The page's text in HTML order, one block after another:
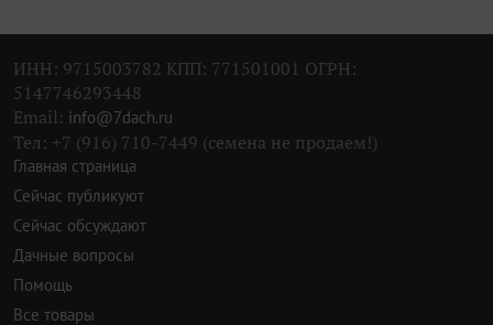
ИНН: 9715003782 КПП: 771501001 ОГРН:
5147746293448
Email: info@7dach.ru
Тел: +7 (916) 710-7449 (семена не продаем!)
Главная страница
Сейчас публикуют
Сейчас обсуждают
Дачные вопросы
Помощь
Все товары